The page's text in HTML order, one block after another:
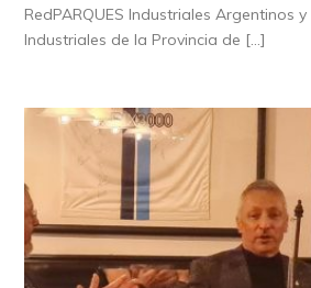
RedPARQUES Industriales Argentinos
Industriales de la Provincia de […]